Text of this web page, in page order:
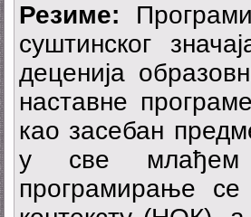
Резиме:
суштинског
деценија
наставне
као засебан
у све млађем
програмирање